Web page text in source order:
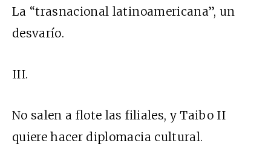
La “trasnacional latinoamericana”, un
desvarío.
III.
No salen a flote las filiales, y Taibo II
quiere hacer diplomacia cultural.